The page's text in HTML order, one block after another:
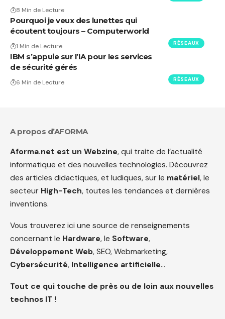
8 Min de Lecture
RÉSEAUX
Pourquoi je veux des lunettes qui
écoutent toujours – Computerworld
1 Min de Lecture
RÉSEAUX
IBM s’appuie sur l’IA pour les services
de sécurité gérés
6 Min de Lecture
A propos d’AFORMA
Aforma.net est un Webzine, qui traite de l’actualité
informatique et des nouvelles technologies. Découvrez
des articles didactiques, et ludiques, sur le matériel, le
secteur High-Tech, toutes les tendances et dernières
inventions.
Vous trouverez ici une source de renseignements
concernant le Hardware, le Software,
Développement Web, SEO, Webmarketing,
Cybersécurité, Intelligence artificielle…
Tout ce qui touche de près ou de loin aux nouvelles
technos IT !